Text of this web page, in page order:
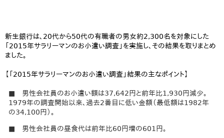
新生銀行は、20代から50代の有職者の男女約2,300名を対象にした
「2015年サラリーマンのお小遣い調査」を実施し、その結果を取りまとめ
ました。
【「2015年サラリーマンのお小遣い調査」結果の主なポイント】
■ 男性会社員のお小遣い額は37,642円と前年比1,930円減少。
1979年の調査開始以来、過去2番目に低い金額（最低額は1982年
の34,100円）。
■ 男性会社員の昼食代は前年比60円増の601円。